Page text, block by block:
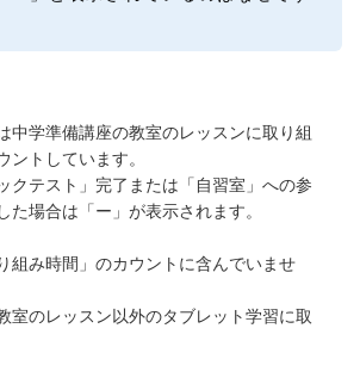
続き・照会)
ら探す
口
る質問・手続きはこちら
んじ
中学準備講座の教室のレッスンに取り組
ントしています。
クテスト」完了または「自習室」への参
た場合は「ー」が表示されます。
組み時間」のカウントに含んでいませ
室のレッスン以外のタブレット学習に取